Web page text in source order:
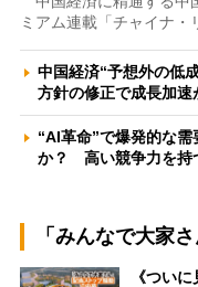
ミアム連載「チャイナ・
中国経済“予想外の低
方針の修正で成長加
“AI革命”で爆発的な
か？ 高い競争力を持
「みんなで大家
《つい